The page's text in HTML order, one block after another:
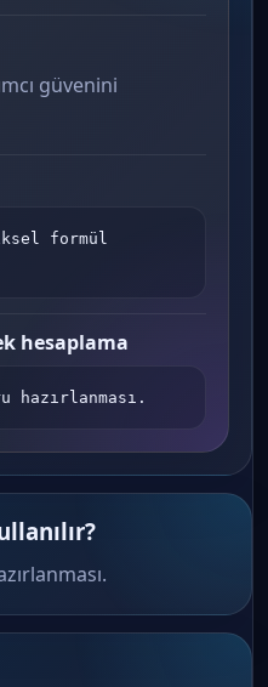
güvenini
formül
hesaplama
hazırlanması.